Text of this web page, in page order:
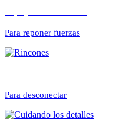
Previous Next
Para reponer fuerzas
Para desconectar